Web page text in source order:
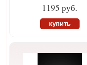
1195 руб.
купить